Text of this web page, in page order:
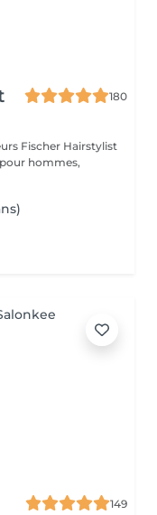
180
hommes,
149